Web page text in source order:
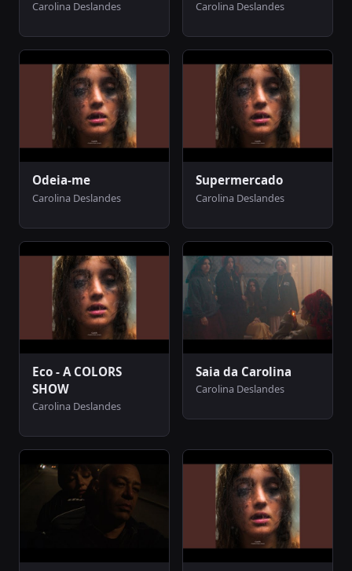
Carolina Deslandes Carolina Deslandes
Odeia-me
Carolina Deslandes
Supermercado
Carolina Deslandes
Eco - A COLORS
SHOW
Carolina Deslandes
Saia da Carolina
Carolina Deslandes